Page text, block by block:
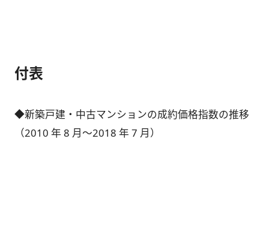
付表
◆新築戸建・中古マンションの成約価格指数の推移
（2010 年 8 月～2018 年 7 月）